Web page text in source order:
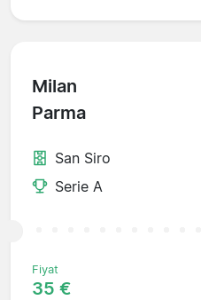
Milan
Parma
San Siro
Serie A
Fiyat
35 €